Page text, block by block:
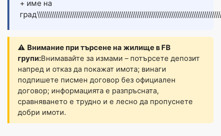
+ име на
⚠️ Внимание при търсене на жилище в FB
групи:Внимавайте за измами – потърсете депозит
напред и отказ да покажат имота; винаги
подпишете писмен договор без официален
договор; информацията е разпръсната,
сравняването е трудно и е лесно да пропуснете
добри имоти.